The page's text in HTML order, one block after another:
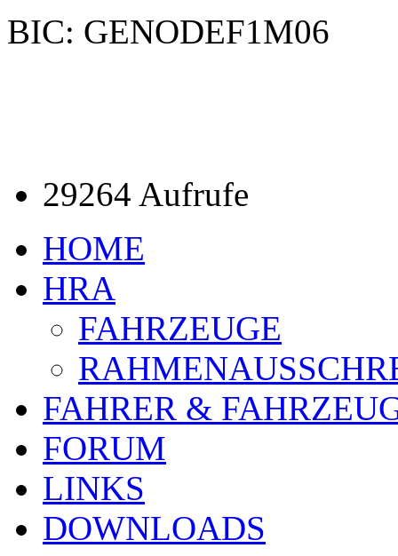
BIC: GENODEF1M06
29264 Aufrufe
HOME
HRA
FAHRZEUGE
FAHRER &
FORUM
LINKS
DOWNLOADS